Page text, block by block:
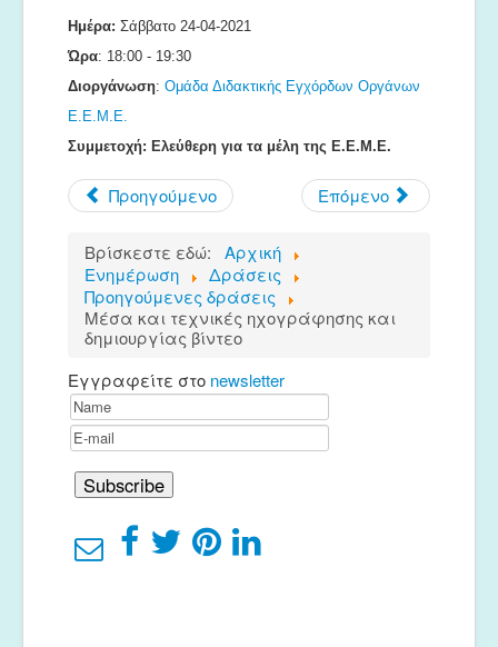
Ημέρα: Σάββατο 24-04-2021
Ώρα: 18:00 - 19:30
Διοργάνωση: Ομάδα Διδακτικής Εγχόρδων Οργάνων
Ε.Ε.Μ.Ε.
Συμμετοχή: Ελεύθερη για τα μέλη της Ε.Ε.Μ.Ε.
Προηγούμενο Επόμενο
Βρίσκεστε εδώ:
Αρχική
Ενημέρωση
Δράσεις
Προηγούμενες δράσεις
Μέσα και τεχνικές ηχογράφησης και
δημιουργίας βίντεο
Εγγραφείτε στο newsletter